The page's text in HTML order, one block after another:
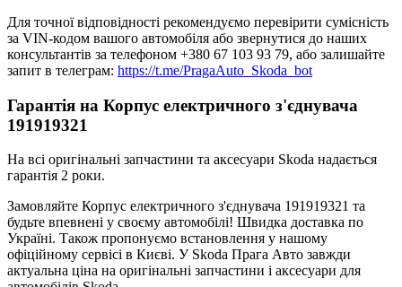
Для точної відповідності рекомендуємо перевірити сумісність
за VIN-кодом вашого автомобіля або звернутися до наших
консультантів за телефоном +380 67 103 93 79, або залишайте
запит в телеграм: https://t.me/PragaAuto_Skoda_bot
Гарантія на Корпус електричного з'єднувача
191919321
На всі оригінальні запчастини та аксесуари Skoda надається
гарантія 2 роки.
Замовляйте Корпус електричного з'єднувача 191919321 та
будьте впевнені у своєму автомобілі! Швидка доставка по
Україні. Також пропонуємо встановлення у нашому
офіційному сервісі в Києві. У Skoda Прага Авто завжди
актуальна ціна на оригінальні запчастини і аксесуари для